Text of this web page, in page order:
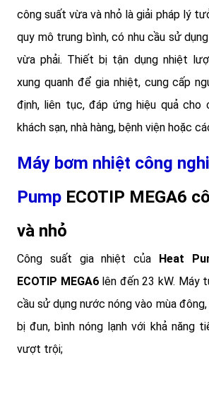
công suất vừa và nhỏ là giải pháp lý
quy mô trung bình, có nhu cầu sử
vừa phải. Thiết bị tận dụng nhiệt
xung quanh để gia nhiệt, cung cấp
định, liên tục, đáp ứng hiệu quả cho
khách sạn, nhà hàng, bệnh viện hoặc
Máy bơm nhiệt công
Pump ECOTIP MEGA6
và nhỏ
Công suất gia nhiệt của
Heat
ECOTIP MEGA6lên đến 23 kW. Máy
cầu sử dụng nước nóng vào mùa
bị đun, bình nóng lạnh với khả năng
vượt trội;